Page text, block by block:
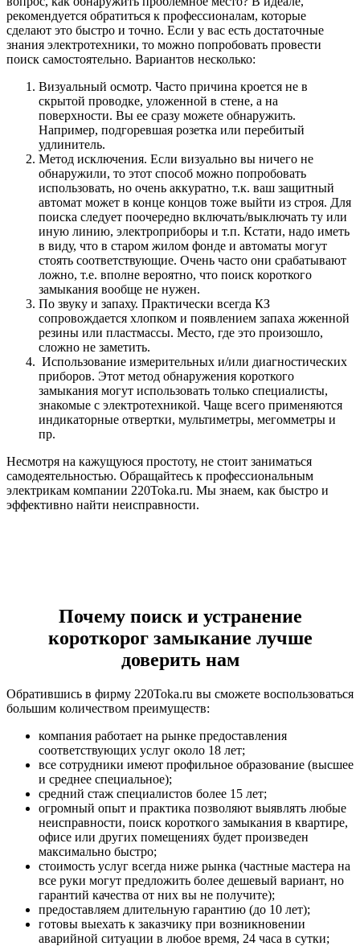
рекомендуется обратиться к профессионалам, которые
сделают это быстро и точно. Если у вас есть достаточные
знания электротехники, то можно попробовать провести
поиск самостоятельно. Вариантов несколько:
Визуальный осмотр. Часто причина кроется не в
скрытой проводке, уложенной в стене, а на
поверхности. Вы ее сразу можете обнаружить.
Например, подгоревшая розетка или перебитый
удлинитель.
Метод исключения. Если визуально вы ничего не
обнаружили, то этот способ можно попробовать
использовать, но очень аккуратно, т.к. ваш защитный
автомат может в конце концов тоже выйти из строя. Для
поиска следует поочередно включать/выключать ту или
иную линию, электроприборы и т.п. Кстати, надо иметь
в виду, что в старом жилом фонде и автоматы могут
стоять соответствующие. Очень часто они срабатывают
ложно, т.е. вполне вероятно, что поиск короткого
замыкания вообще не нужен.
По звуку и запаху. Практически всегда КЗ
сопровождается хлопком и появлением запаха жженной
резины или пластмассы. Место, где это произошло,
сложно не заметить.
Использование измерительных и/или диагностических
приборов. Этот метод обнаружения короткого
замыкания могут использовать только специалисты,
знакомые с электротехникой. Чаще всего применяются
индикаторные отвертки, мультиметры, мегомметры и
пр.
Несмотря на кажущуюся простоту, не стоит заниматься
самодеятельностью. Обращайтесь к профессиональным
электрикам компании 220Toka.ru. Мы знаем, как быстро и
эффективно найти неисправности.
Почему поиск и устранение
короткорог замыкание лучше
доверить нам
Обратившись в фирму 220Toka.ru вы сможете воспользоваться
большим количеством преимуществ:
компания работает на рынке предоставления
соответствующих услуг около 18 лет;
все сотрудники имеют профильное образование (высшее
и среднее специальное);
средний стаж специалистов более 15 лет;
огромный опыт и практика позволяют выявлять любые
неисправности, поиск короткого замыкания в квартире,
офисе или других помещениях будет произведен
максимально быстро;
стоимость услуг всегда ниже рынка (частные мастера на
все руки могут предложить более дешевый вариант, но
гарантий качества от них вы не получите);
предоставляем длительную гарантию (до 10 лет);
готовы выехать к заказчику при возникновении
аварийной ситуации в любое время, 24 часа в сутки;